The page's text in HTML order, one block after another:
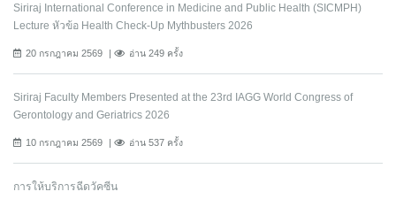
Siriraj International Conference in Medicine and Public Health (SICMPH)
Lecture หัวข้อ Health Check-Up Mythbusters 2026
20 กรกฎาคม 2569 อ่าน 249 ครั้ง
Siriraj Faculty Members Presented at the 23rd IAGG World Congress of
Gerontology and Geriatrics 2026
10 กรกฎาคม 2569 อ่าน 537 ครั้ง
การให้บริการฉีดวัคซีน